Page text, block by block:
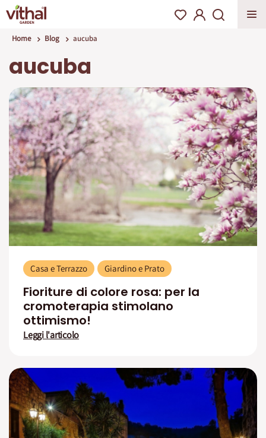
Home Blog aucuba
aucuba
Casa e Terrazzo Giardino e Prato
Fioriture di colore rosa: per la
cromoterapia stimolano
ottimismo!
Leggi l'articolo